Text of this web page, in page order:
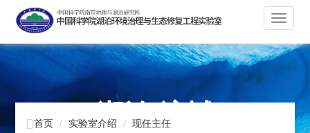
切
换
导
湖泊 流域
首页 实验室介绍 现任主任